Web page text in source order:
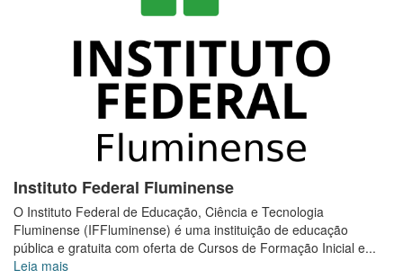
Instituto Federal Fluminense
O Instituto Federal de Educação, Ciência e Tecnologia
Fluminense (IFFluminense) é uma instituição de educação
pública e gratuita com oferta de Cursos de Formação Inicial e...
Leia mais